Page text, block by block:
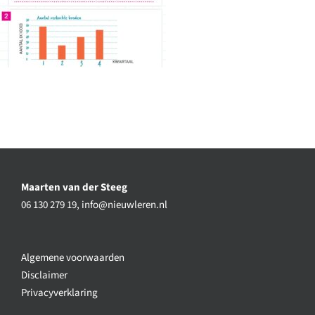
Maarten van der Steeg
06 130 279 19, info@nieuwleren.nl
Algemene voorwaarden
Disclaimer
Privacyverklaring